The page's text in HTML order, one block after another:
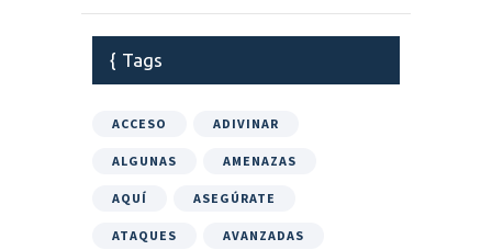
Tags
ACCESO ADIVINAR
ALGUNAS AMENAZAS
AQUÍ ASEGÚRATE
ATAQUES AVANZADAS